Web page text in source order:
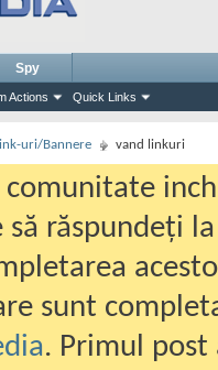
Actions Quick Links
Spy
uri/Bannere vand linkuri
comunitate
răspundeți
sunt
. Primul